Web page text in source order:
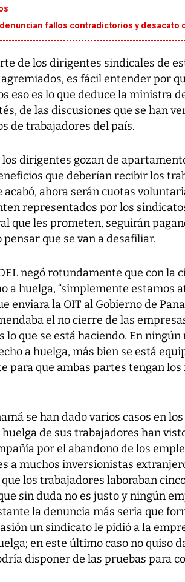
fallos contradictorios y desacato
de los dirigentes sindicales de
es fácil entender por
eso es lo que deduce la ministra
de las discusiones que se han
de trabajadores del país.
dirigentes gozan de
que deberían recibir los
acabó, ahora serán cuotas
representados por los
que les prometen, seguirán
que se van a desafiliar.
negó rotundamente que con la
a huelga, “simplemente estamos
enviara la OIT al Gobierno de
el no cierre de las
lo que se está haciendo. En
a huelga, más bien se está
para que ambas partes tengan
se han dado varios casos en
de sus trabajadores han
por el abandono de los
a muchos inversionistas
los trabajadores laboraban
sin duda no es justo y ningún
la denuncia más seria que
un sindicato le pidió a la
en este último caso no quiso
disponer de las pruebas para